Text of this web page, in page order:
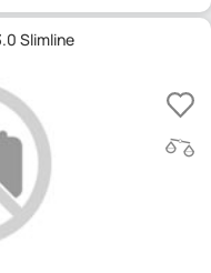
Slimline